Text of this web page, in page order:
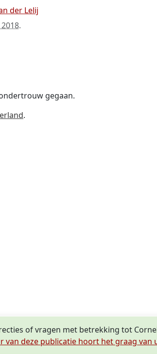
der Lelij
.
gegaan.
.
of vragen met betrekking tot
van deze publicatie hoort het graag van